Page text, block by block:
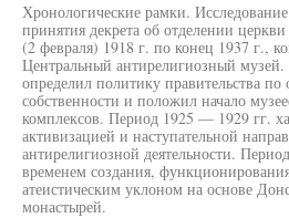
Хронологические рамки.
принятия декрета об отделении церкви
(2 февраля) 1918 г. по конец 1937 г.,
Центральный антирелигиозный
определил политику правительства
собственности и положил начало
комплексов. Период 1925 — 1929 гг.
активизацией и наступательной
антирелигиозной деятельности.
временем создания,
атеистическим уклоном на основе
монастырей.